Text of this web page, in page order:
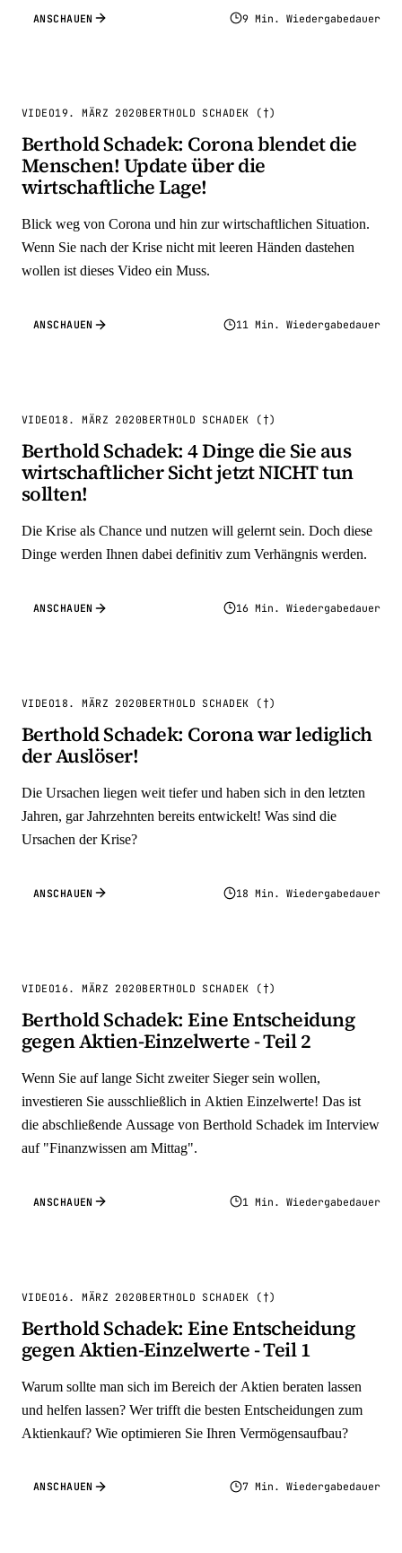
ANSCHAUEN 9 Min. Wiedergabedauer
VIDEO19. MÄRZ 2020BERTHOLD SCHADEK (†)
Berthold Schadek: Corona blendet die
Menschen! Update über die
wirtschaftliche Lage!
Blick weg von Corona und hin zur wirtschaftlichen Situation.
Wenn Sie nach der Krise nicht mit leeren Händen dastehen
wollen ist dieses Video ein Muss.
ANSCHAUEN 11 Min. Wiedergabedauer
VIDEO18. MÄRZ 2020BERTHOLD SCHADEK (†)
Berthold Schadek: 4 Dinge die Sie aus
wirtschaftlicher Sicht jetzt NICHT tun
sollten!
Die Krise als Chance und nutzen will gelernt sein. Doch diese
Dinge werden Ihnen dabei definitiv zum Verhängnis werden.
ANSCHAUEN 16 Min. Wiedergabedauer
VIDEO18. MÄRZ 2020BERTHOLD SCHADEK (†)
Berthold Schadek: Corona war lediglich
der Auslöser!
Die Ursachen liegen weit tiefer und haben sich in den letzten
Jahren, gar Jahrzehnten bereits entwickelt! Was sind die
Ursachen der Krise?
ANSCHAUEN 18 Min. Wiedergabedauer
VIDEO16. MÄRZ 2020BERTHOLD SCHADEK (†)
Berthold Schadek: Eine Entscheidung
gegen Aktien-Einzelwerte - Teil 2
Wenn Sie auf lange Sicht zweiter Sieger sein wollen,
investieren Sie ausschließlich in Aktien Einzelwerte! Das ist
die abschließende Aussage von Berthold Schadek im Interview
auf "Finanzwissen am Mittag".
ANSCHAUEN 1 Min. Wiedergabedauer
VIDEO16. MÄRZ 2020BERTHOLD SCHADEK (†)
Berthold Schadek: Eine Entscheidung
gegen Aktien-Einzelwerte - Teil 1
Warum sollte man sich im Bereich der Aktien beraten lassen
und helfen lassen? Wer trifft die besten Entscheidungen zum
Aktienkauf? Wie optimieren Sie Ihren Vermögensaufbau?
ANSCHAUEN 7 Min. Wiedergabedauer